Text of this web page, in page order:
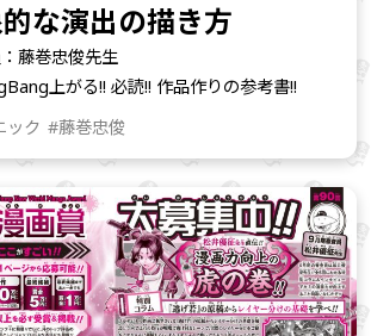
な演出の描き方
藤巻忠俊先生
上がる!! 必読!! 作品作りの参考書!!
ック #藤巻忠俊